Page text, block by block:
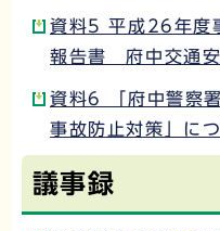
資料5 平成26年度
報告書 府中交通
資料6 「府中警察
事故防止対策」に
議事録